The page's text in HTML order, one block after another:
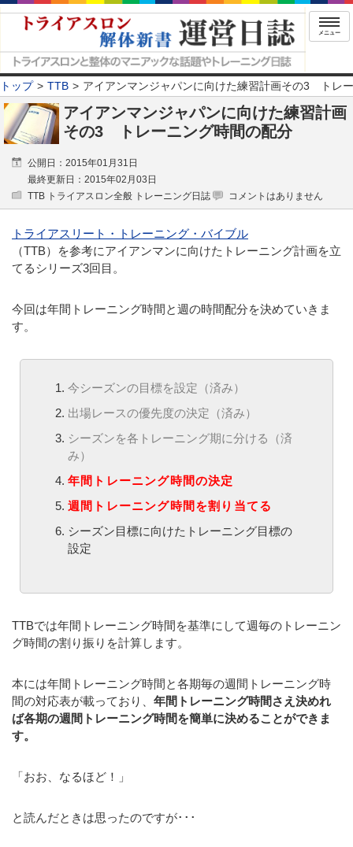
メニュー
トップ TTB アイアンマンジャパンに向けた練習計画その3 トレ
アイアンマンジャパンに向けた練習計画
その3 トレーニング時間の配分
公開日：2015年01月31日
最終更新日：2015年02月03日
TTB トライアスロン全般 トレーニング日誌
コメントはありません
トライアスリート・トレーニング・バイブル
（TTB）を参考にアイアンマンに向けたトレーニング計画を立
てるシリーズ3回目。
今回は年間トレーニング時間と週の時間配分を決めていきま
す。
今シーズンの目標を設定（済み）
出場レースの優先度の決定（済み）
シーズンを各トレーニング期に分ける（済
み）
年間トレーニング時間の決定
週間トレーニング時間を割り当てる
シーズン目標に向けたトレーニング目標の
設定
TTBでは年間トレーニング時間を基準にして週毎のトレーニン
グ時間の割り振りを計算します。
本には年間トレーニング時間と各期毎の週間トレーニング時
間の対応表が載っており、 年間トレーニング時間さえ決めれ
ば各期の週間トレーニング時間を簡単に決めることができま
す。
「おお、なるほど！」
と読んだときは思ったのですが･･･